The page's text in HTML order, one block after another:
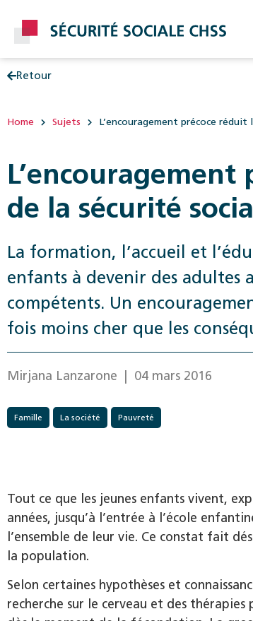
Retour
Home Sujets L’encouragement précoce
L’encouragement
de la sécurité
La formation, l’accueil et
enfants à devenir des adultes
compétents. Un
fois moins cher que les
Mirjana Lanzarone | 04 mars 2016
Famille La société Pauvreté
Tout ce que les jeunes enfants vivent,
années, jusqu’à l’entrée à l’école
l’ensemble de leur vie. Ce constat fait
la population.
Selon certaines hypothèses et
recherche sur le cerveau et des